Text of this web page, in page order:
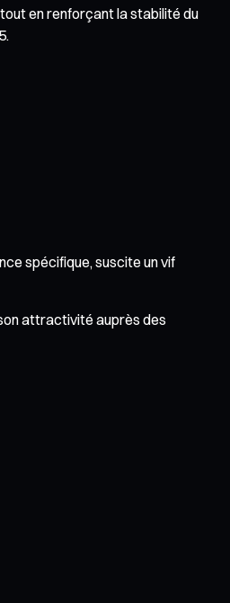
en renforçant la stabilité du
spécifique, suscite un vif
attractivité auprès des